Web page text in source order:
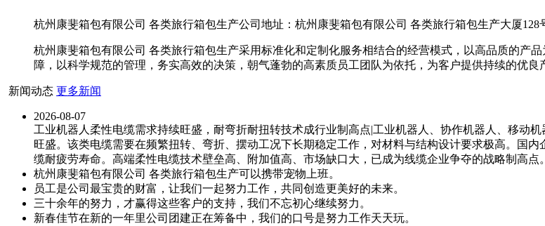
杭州康斐箱包有限公司 各类旅行箱包生产公司地址：杭州康斐箱包有限公司 各类旅行箱包生产大厦128
杭州康斐箱包有限公司 各类旅行箱包生产采用标准化和定制化服务相结合的经营模式，以高品质的产
障，以科学规范的管理，务实高效的决策，朝气蓬勃的高素质员工团队为依托，为客户提供持续的优良
新闻动态 更多新闻
2026-08-07
工业机器人柔性电缆需求持续旺盛，耐弯折耐扭转技术成行业制高点|工业机器人、协作机器人、移动
旺盛。该类电缆需要在频繁扭转、弯折、摆动工况下长期稳定工作，对材料与结构设计要求极高。国
缆耐疲劳寿命。高端柔性电缆技术壁垒高、附加值高、市场缺口大，已成为线缆企业争夺的战略制高点。
杭州康斐箱包有限公司 各类旅行箱包生产可以携带宠物上班。
员工是公司最宝贵的财富，让我们一起努力工作，共同创造更美好的未来。
三十余年的努力，才赢得这些客户的支持，我们不忘初心继续努力。
新春佳节在新的一年里公司团建正在筹备中，我们的口号是努力工作天天玩。